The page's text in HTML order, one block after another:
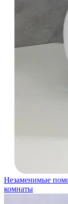
Незаменимые
комнаты